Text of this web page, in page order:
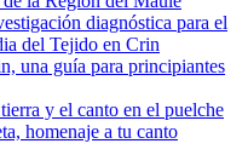
diagnóstica para el
del Tejido en Crin
una guía para principiantes
y el canto en el puelche
homenaje a tu canto